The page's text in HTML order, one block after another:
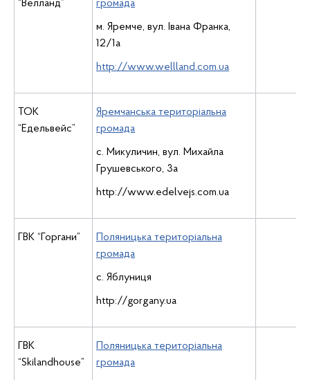
“Вeлланд”
громада
м. Яремче, вул. Івана Франка,
12/1а
http://www.wellland.com.ua
ТОК
“Едельвейс”
Яремчанська територіальна
громада
с. Микуличин, вул. Михайла
Грушевського, 3а
http://www.edelvejs.com.ua
ГВК “Горгани”
Поляницька територіальна
громада
с. Яблуниця
http://gorgany.ua
ГВК
“Skilandhouse”
Поляницька територіальна
громада